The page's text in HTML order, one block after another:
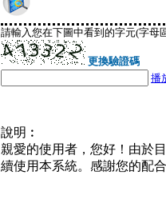
請輸入您在下圖中看到的字元(字母
更換驗證碼
播
說明︰
親愛的使用者，您好！由於
續使用本系統。感謝您的配合